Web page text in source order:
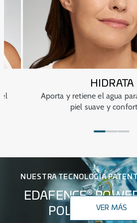
HIDRATA
Aporta y retiene el agua
piel suave y
NUESTRA TECNOLOGÍA
EDAFENCE®
POLLUTION
VER MÁS